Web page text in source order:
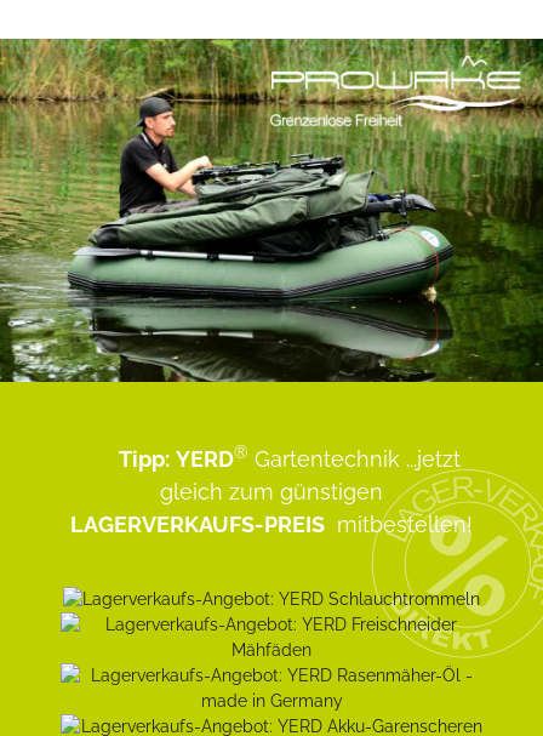
Tipp: YERD® Gartentechnik ...jetzt
gleich zum günstigen
LAGERVERKAUFS-PREIS mitbestellen!